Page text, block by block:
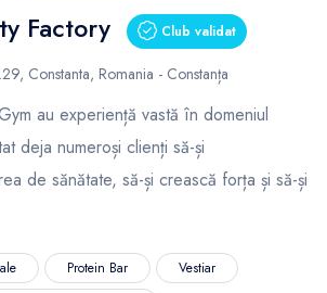
Factory Club validat
Constanta, Romania - Constanța
au experiență vastă în domeniul
deja numeroși clienți să-și
de sănătate, să-și crească forța și să-și
Protein Bar
Vestiar